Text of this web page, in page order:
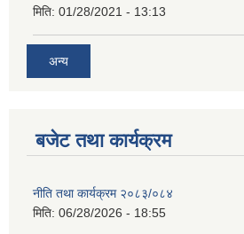
मिति: 01/28/2021 - 13:13
अन्य
बजेट तथा कार्यक्रम
नीति तथा कार्यक्रम २०८३/०८४
मिति: 06/28/2026 - 18:55